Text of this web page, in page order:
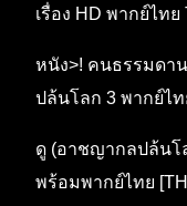
เรื่อง HD พากย์ไทย
หนัง>! คนธรรมดา
ปล้นโลก 3 พากย์ไท
ดู (อาชญากลปล้นโ
พร้อมพากย์ไทย